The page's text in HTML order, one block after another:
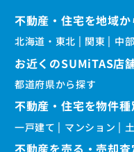
不動産・住宅を地域か
北海道・東北 関東 中部
お近くのSUMiTAS店
都道府県から探す
不動産・住宅を物件
一戸建て マンション
不動産を売る・売却査